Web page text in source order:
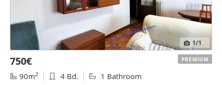
1/1
750€
90m2 4 Bd. 1 Bathroom
PREMIUM